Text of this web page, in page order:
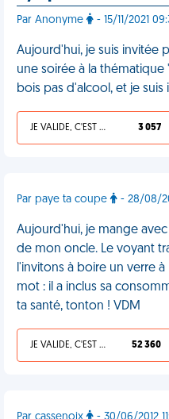
Par Anonyme - 15/11/2021
Aujourd'hui, je suis invitée
une soirée à la
bois pas d'alcool, et je suis
JE VALIDE, C'EST UNE VDM 3 057
Par paye ta coupe - 28/08/
Aujourd'hui, je mange
de mon oncle. Le voyant
l'invitons à boire un verre
mot : il a inclus sa
ta santé, tonton ! VDM
JE VALIDE, C'EST UNE VDM 52 360